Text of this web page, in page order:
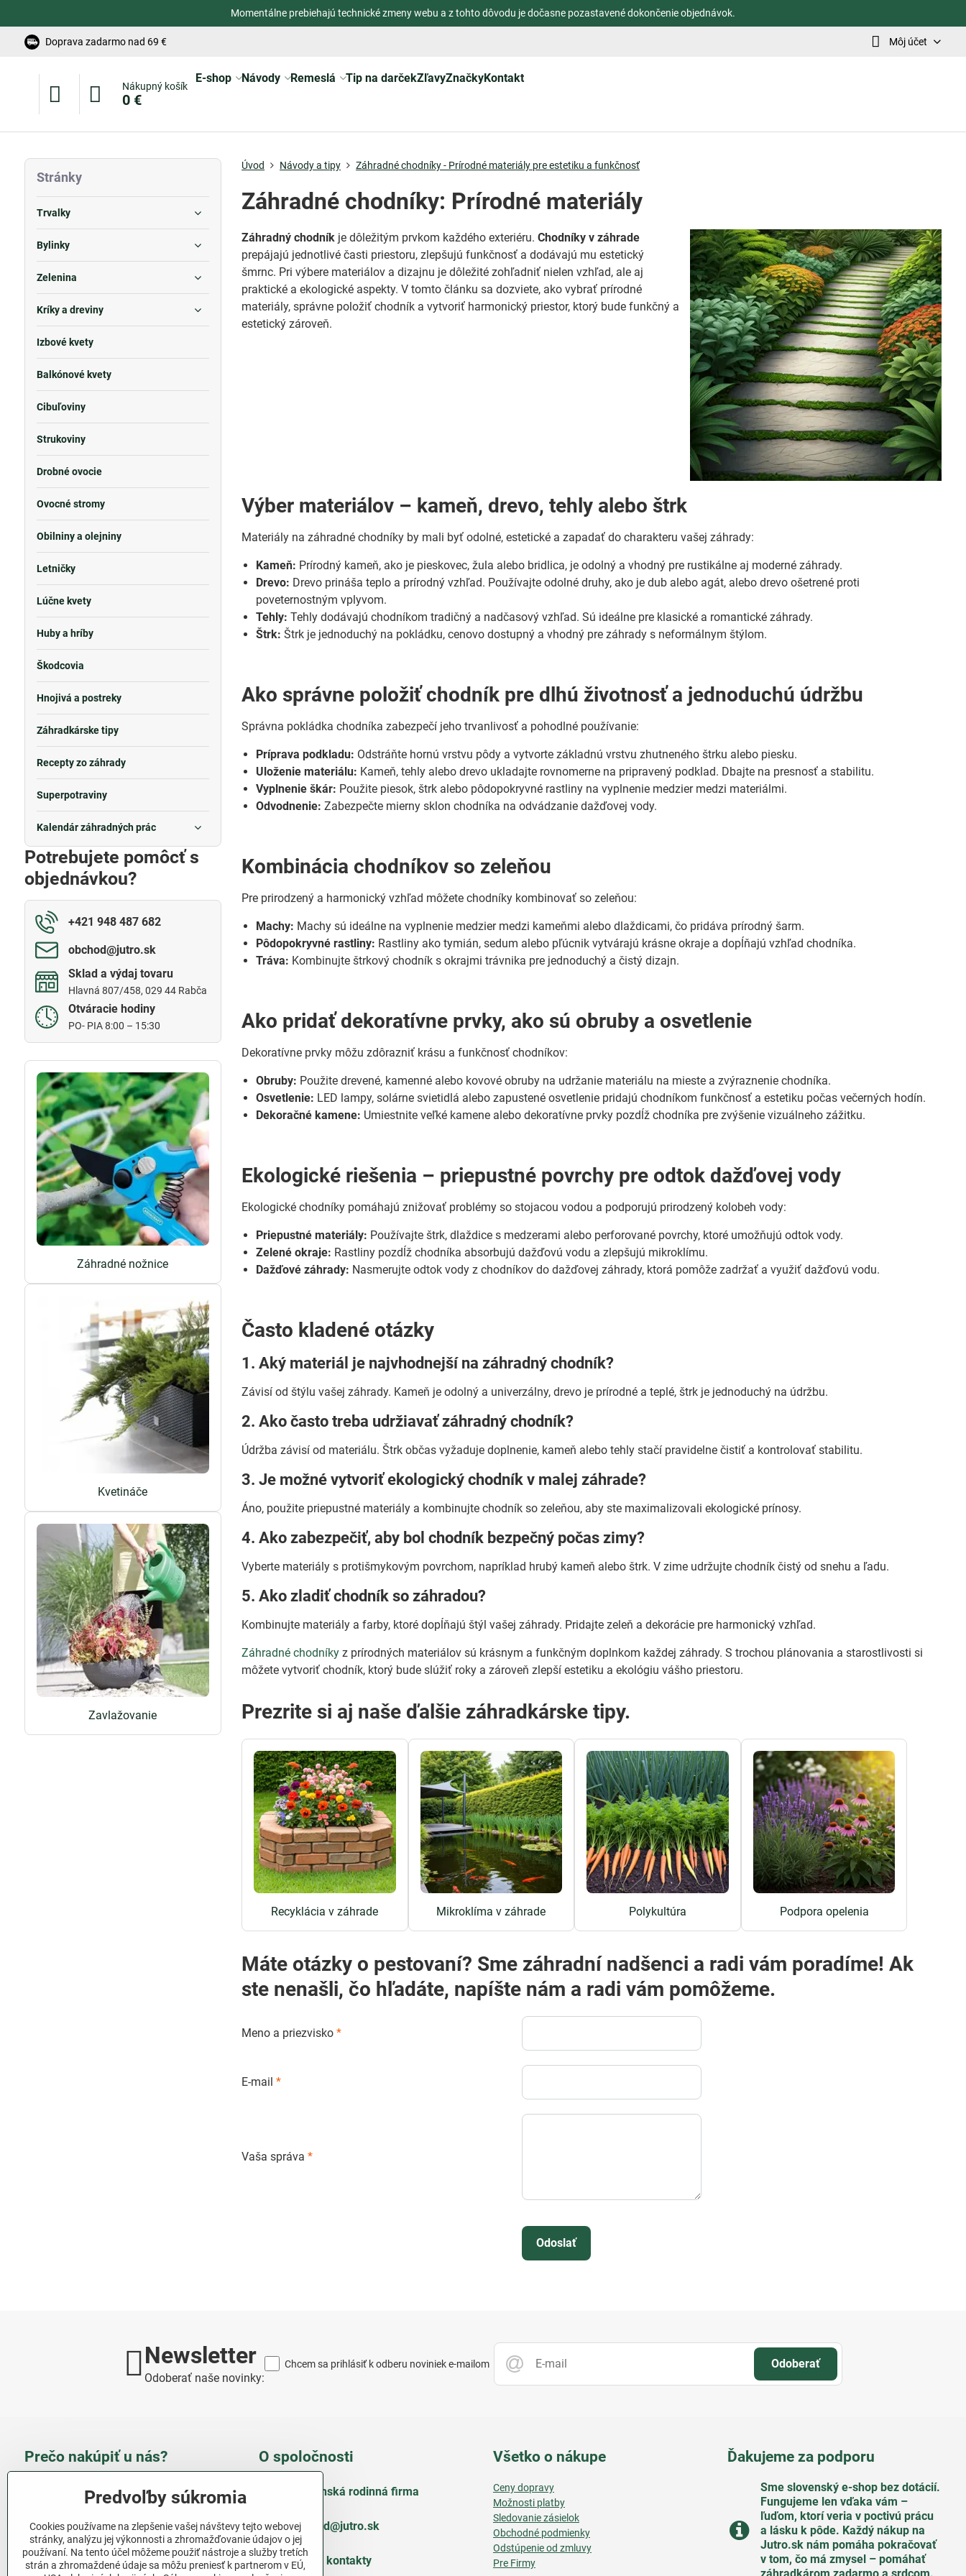
Momentálne prebiehajú technické zmeny webu a z tohto dôvodu je dočasne pozastavené dokončenie objednávok.
Doprava zadarmo nad 69 € Môj účet
Nákupný košík
0 €
E-shop Návody Remeslá Tip na darčekZľavyZnačkyKontakt
Úvod Návody a tipy Záhradné chodníky - Prírodné materiály pre estetiku a funkčnosť
Záhradné chodníky: Prírodné materiály
Záhradný chodník je dôležitým prvkom každého exteriéru.Chodníky v záhrade
prepájajú jednotlivé časti priestoru, zlepšujú funkčnosť a dodávajú mu estetický
šmrnc. Pri výbere materiálov a dizajnu je dôležité zohľadniť nielen vzhľad, ale aj
praktické a ekologické aspekty. V tomto článku sa dozviete, ako vybrať prírodné
materiály, správne položiť chodník a vytvoriť harmonický priestor, ktorý bude funkčný a
estetický zároveň.
Výber materiálov – kameň, drevo, tehly alebo štrk
Materiály na záhradné chodníky by mali byť odolné, estetické a zapadať do charakteru vašej záhrady:
Kameň: Prírodný kameň, ako je pieskovec, žula alebo bridlica, je odolný a vhodný pre rustikálne aj moderné záhrady.
Drevo: Drevo prináša teplo a prírodný vzhľad. Používajte odolné druhy, ako je dub alebo agát, alebo drevo ošetrené proti
poveternostným vplyvom.
Tehly: Tehly dodávajú chodníkom tradičný a nadčasový vzhľad. Sú ideálne pre klasické a romantické záhrady.
Štrk: Štrk je jednoduchý na pokládku, cenovo dostupný a vhodný pre záhrady s neformálnym štýlom.
Ako správne položiť chodník pre dlhú životnosť a jednoduchú údržbu
Správna pokládka chodníka zabezpečí jeho trvanlivosť a pohodlné používanie:
Príprava podkladu: Odstráňte hornú vrstvu pôdy a vytvorte základnú vrstvu zhutneného štrku alebo piesku.
Uloženie materiálu: Kameň, tehly alebo drevo ukladajte rovnomerne na pripravený podklad. Dbajte na presnosť a stabilitu.
Vyplnenie škár: Použite piesok, štrk alebo pôdopokryvné rastliny na vyplnenie medzier medzi materiálmi.
Odvodnenie: Zabezpečte mierny sklon chodníka na odvádzanie dažďovej vody.
Kombinácia chodníkov so zeleňou
Pre prirodzený a harmonický vzhľad môžete chodníky kombinovať so zeleňou:
Machy: Machy sú ideálne na vyplnenie medzier medzi kameňmi alebo dlaždicami, čo pridáva prírodný šarm.
Pôdopokryvné rastliny: Rastliny ako tymián, sedum alebo pľúcnik vytvárajú krásne okraje a dopĺňajú vzhľad chodníka.
Tráva: Kombinujte štrkový chodník s okrajmi trávnika pre jednoduchý a čistý dizajn.
Ako pridať dekoratívne prvky, ako sú obruby a osvetlenie
Dekoratívne prvky môžu zdôrazniť krásu a funkčnosť chodníkov:
Obruby: Použite drevené, kamenné alebo kovové obruby na udržanie materiálu na mieste a zvýraznenie chodníka.
Osvetlenie: LED lampy, solárne svietidlá alebo zapustené osvetlenie pridajú chodníkom funkčnosť a estetiku počas večerných hodín.
Dekoračné kamene: Umiestnite veľké kamene alebo dekoratívne prvky pozdĺž chodníka pre zvýšenie vizuálneho zážitku.
Ekologické riešenia – priepustné povrchy pre odtok dažďovej vody
Ekologické chodníky pomáhajú znižovať problémy so stojacou vodou a podporujú prirodzený kolobeh vody:
Priepustné materiály: Používajte štrk, dlaždice s medzerami alebo perforované povrchy, ktoré umožňujú odtok vody.
Zelené okraje: Rastliny pozdĺž chodníka absorbujú dažďovú vodu a zlepšujú mikroklímu.
Dažďové záhrady: Nasmerujte odtok vody z chodníkov do dažďovej záhrady, ktorá pomôže zadržať a využiť dažďovú vodu.
Často kladené otázky
1. Aký materiál je najvhodnejší na záhradný chodník?
Závisí od štýlu vašej záhrady. Kameň je odolný a univerzálny, drevo je prírodné a teplé, štrk je jednoduchý na údržbu.
2. Ako často treba udržiavať záhradný chodník?
Údržba závisí od materiálu. Štrk občas vyžaduje doplnenie, kameň alebo tehly stačí pravidelne čistiť a kontrolovať stabilitu.
3. Je možné vytvoriť ekologický chodník v malej záhrade?
Áno, použite priepustné materiály a kombinujte chodník so zeleňou, aby ste maximalizovali ekologické prínosy.
4. Ako zabezpečiť, aby bol chodník bezpečný počas zimy?
Vyberte materiály s protišmykovým povrchom, napríklad hrubý kameň alebo štrk. V zime udržujte chodník čistý od snehu a ľadu.
5. Ako zladiť chodník so záhradou?
Kombinujte materiály a farby, ktoré dopĺňajú štýl vašej záhrady. Pridajte zeleň a dekorácie pre harmonický vzhľad.
Záhradné chodníky z prírodných materiálov sú krásnym a funkčným doplnkom každej záhrady. S trochou plánovania a starostlivosti si
môžete vytvoriť chodník, ktorý bude slúžiť roky a zároveň zlepší estetiku a ekológiu vášho priestoru.
Prezrite si aj naše ďalšie záhradkárske tipy.
Recyklácia v záhrade Mikroklíma v záhrade Polykultúra Podpora opelenia
Máte otázky o pestovaní? Sme záhradní nadšenci a radi vám poradíme! Ak
ste nenašli, čo hľadáte, napíšte nám a radi vám pomôžeme.
Meno a priezvisko*
E-mail*
Vaša správa*
Odoslať
Stránky
Trvalky
Bylinky
Zelenina
Kríky a dreviny
Izbové kvety
Balkónové kvety
Cibuľoviny
Strukoviny
Drobné ovocie
Ovocné stromy
Obilniny a olejniny
Letničky
Lúčne kvety
Huby a hríby
Škodcovia
Hnojivá a postreky
Záhradkárske tipy
Recepty zo záhrady
Superpotraviny
Kalendár záhradných prác
Potrebujete pomôcť s
objednávkou?
+421 948 487 682
obchod​@jutro​.sk
Sklad a výdaj tovaru
Hlavná 807/458, 029 44 Rabča
Otváracie hodiny
PO- PIA 8:00 – 15:30
Záhradné nožnice
Kvetináče
Zavlažovanie
Newsletter
Odoberať naše novinky:
Odoberať
Chcem sa prihlásiť k odberu noviniek e-mailom
Prečo nakúpiť u nás?
Takmer 100 % spokojných
zákazníkov
Nízka cena produktov - ušetríte
Rýchla komunikácia - mail
O spoločnosti
Slovenská rodinná firma
obchod​@jutro​.sk
Ďalšie kontakty
Všetko o nákupe
Ceny dopravy
Možnosti platby
Sledovanie zásielok
Obchodné podmienky
Odstúpenie od zmluvy
Pre Firmy
Ďakujeme za podporu
Sme slovenský e-shop bez dotácií​.
Fungujeme len vďaka vám –
ľuďom, ktorí veria v poctivú prácu
a lásku k pôde​. Každý nákup na
Jutro​.sk nám pomáha pokračovať
v tom, čo má zmysel – pomáhať
záhradkárom zadarmo a srdcom​.
Predvoľby súkromia
Cookies používame na zlepšenie vašej návštevy tejto webovej
stránky, analýzu jej výkonnosti a zhromažďovanie údajov o jej
používaní. Na tento účel môžeme použiť nástroje a služby tretích
strán a zhromaždené údaje sa môžu preniesť k partnerom v EÚ,